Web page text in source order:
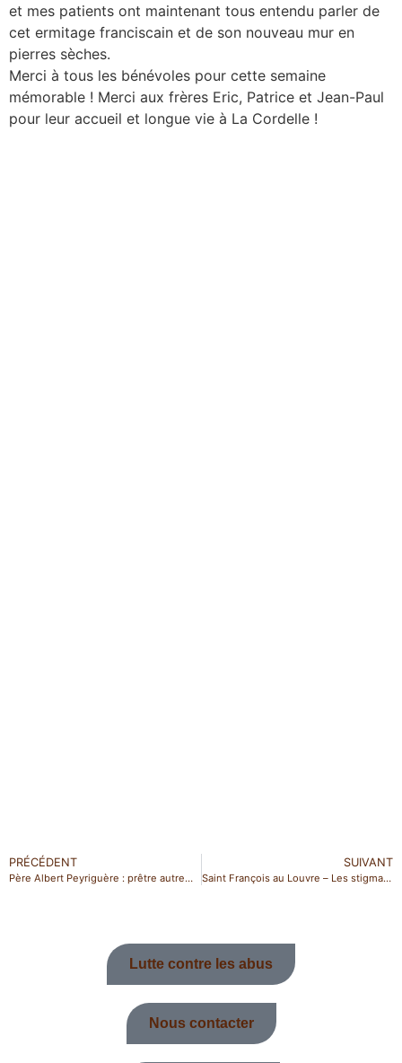
et mes patients ont maintenant tous entendu parler de
cet ermitage franciscain et de son nouveau mur en
pierres sèches.
Merci à tous les bénévoles pour cette semaine
mémorable ! Merci aux frères Eric, Patrice et Jean-Paul
pour leur accueil et longue vie à La Cordelle !
PRÉCÉDENT
Père Albert Peyriguère : prêtre autrement
SUIVANT
Saint François au Louvre – Les stigmates de saint François
Lutte contre les abus
Nous contacter